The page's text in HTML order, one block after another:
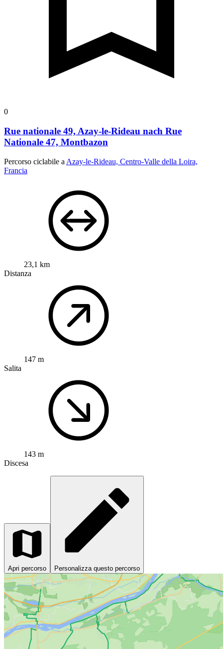
0
Rue nationale 49, Azay-le-Rideau nach Rue
Nationale 47, Montbazon
Percorso ciclabile a Azay-le-Rideau, Centro-Valle della Loira,
Francia
23,1 km
Distanza
147 m
Salita
143 m
Discesa
Apri percorso Personalizza questo percorso